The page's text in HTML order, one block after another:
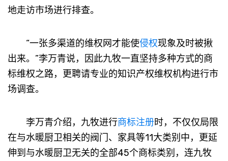
地走访市场进行排查。
“一张多渠道的维权网才能使侵权现象及时被揪
出来。”李万青说，因此九牧一直坚持多种方式的商
标维权之路，更聘请专业的知识产权维权机构进行市
场调查。
李万青介绍，九牧进行商标注册时，不仅仅局限
在与水暖厨卫相关的阀门、家具等11大类别中，更延
伸到与水暖厨卫无关的全部45个商标类别，连九牧